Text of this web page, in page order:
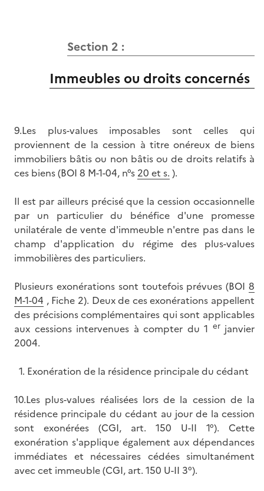
Section 2 :
Immeubles ou droits concernés
9.Les plus-values imposables sont celles qui
proviennent de la cession à titre onéreux de biens
immobiliers bâtis ou non bâtis ou de droits relatifs à
ces biens (BOI 8 M-1-04, n°s 20 et s. ).
Il est par ailleurs précisé que la cession occasionnelle
par un particulier du bénéfice d'une promesse
unilatérale de vente d'immeuble n'entre pas dans le
champ d'application du régime des plus-values
immobilières des particuliers.
Plusieurs exonérations sont toutefois prévues (BOI 8
M-1-04 , Fiche 2). Deux de ces exonérations appellent
des précisions complémentaires qui sont applicables
aux cessions intervenues à compter du 1 erjanvier
2004.
1. Exonération de la résidence principale du cédant
10.Les plus-values réalisées lors de la cession de la
résidence principale du cédant au jour de la cession
sont exonérées (CGI, art. 150 U-II 1°). Cette
exonération s'applique également aux dépendances
immédiates et nécessaires cédées simultanément
avec cet immeuble (CGI, art. 150 U-II 3°).